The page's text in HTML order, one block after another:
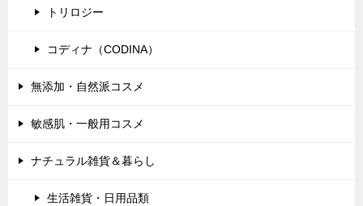
トリロジー
コディナ（CODINA）
無添加・自然派コスメ
敏感肌・一般用コスメ
ナチュラル雑貨＆暮らし
生活雑貨・日用品類